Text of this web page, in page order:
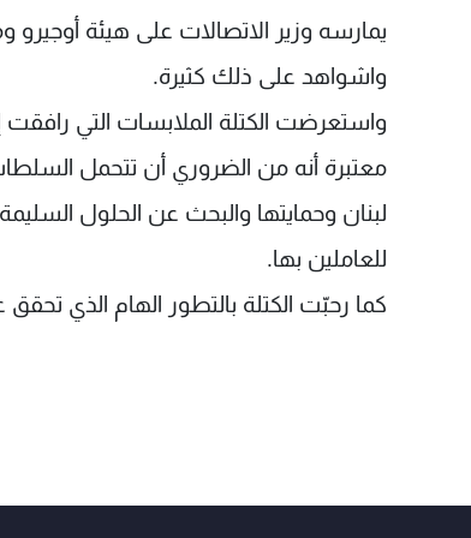
يمارسه وزير الاتصالات على هيئة
واشواهد على ذلك كثيرة.
واستعرضت الكتلة الملابسات التي
معتبرة أنه من الضروري أن تتحمل
لبنان وحمايتها والبحث عن الحلول
للعاملين بها.
كما رحبّت الكتلة بالتطور الهام الذي